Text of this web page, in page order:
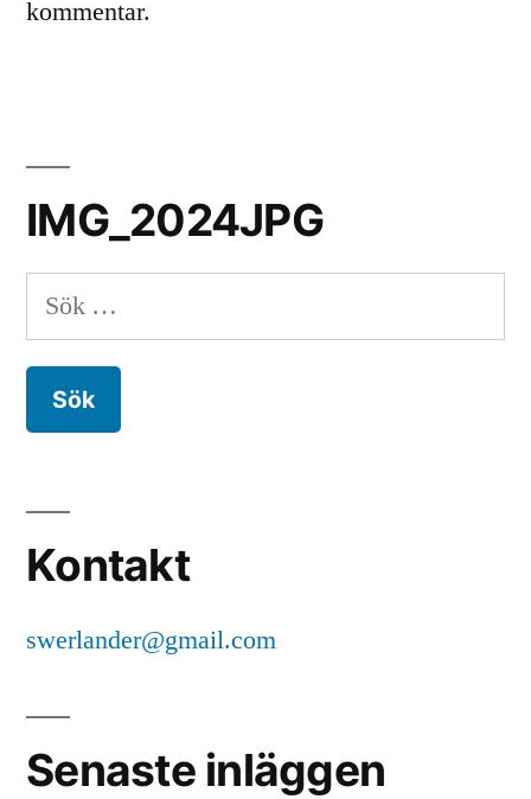
kommentar.
IMG_2024JPG
Sök
efter:
Kontakt
swerlander@gmail.com
Senaste inläggen